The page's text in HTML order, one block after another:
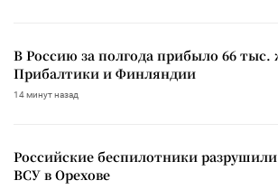
В Россию за полгода прибыло 66 тыс.
Прибалтики и Финляндии
14 минут назад
Российские беспилотники
ВСУ в Орехове